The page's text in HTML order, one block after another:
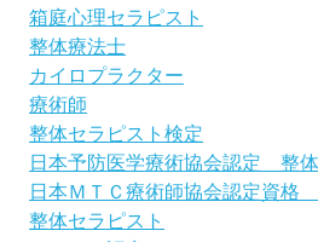
箱庭心理セラピスト
整体療法士
カイロプラクター
療術師
整体セラピスト検定
日本予防医学療術協会認定 整
日本ＭＴＣ療術師協会認定資格
整体セラピスト